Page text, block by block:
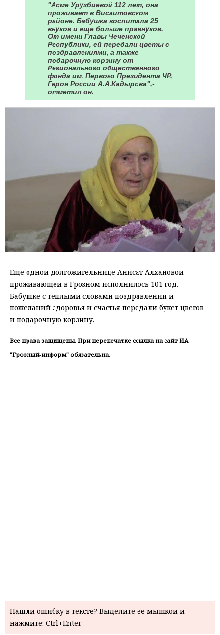
"Асме Урузбиевой 112 лет, она
проживает в Висаитовском
районе. Бабушка воспитала 25
внуков и еще больше правнуков.
От имени Главы Чеченской
Республики, ей передали цветы с
поздравлениями, а также
подарочную корзину от
Регионального общественного
фонда им. Первого Президента ЧР,
Героя России А.А.Кадырова",-
отметил он.
Еще одной долгожительнице Анисат Алхановой
проживающей в Грозном исполнилось 101 год.
Бабушке с теплыми словами поздравлений и
пожеланий здоровья и счастья передали букет цветов
и подарочную корзину.
Все права защищены. При перепечатке ссылка на сайт ИА
"Грозный-информ" обязательна.
Нашли ошибку в тексте? Выделите ее мышкой и
нажмите: Ctrl+Enter